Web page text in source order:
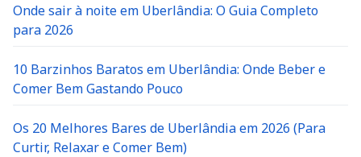
Onde sair à noite em Uberlândia: O Guia Completo
para 2026
10 Barzinhos Baratos em Uberlândia: Onde Beber e
Comer Bem Gastando Pouco
Os 20 Melhores Bares de Uberlândia em 2026 (Para
Curtir, Relaxar e Comer Bem)